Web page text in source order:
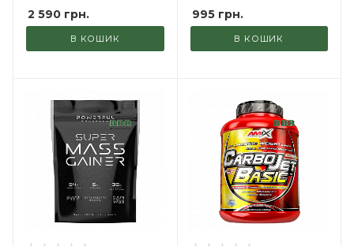
2 590 грн.
В КОШИК
995грн.
В КОШИК